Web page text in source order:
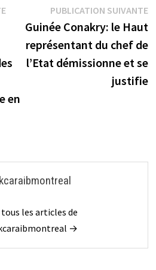
Publication
précédente :
en
PUBLICATION SUIVANTE
Guinée Conakry: le Haut
représentant du chef de
l’Etat démissionne et se
justifie
les articles de
→